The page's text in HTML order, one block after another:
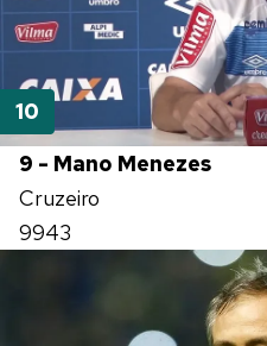
9 - Mano Menezes
Cruzeiro
9943